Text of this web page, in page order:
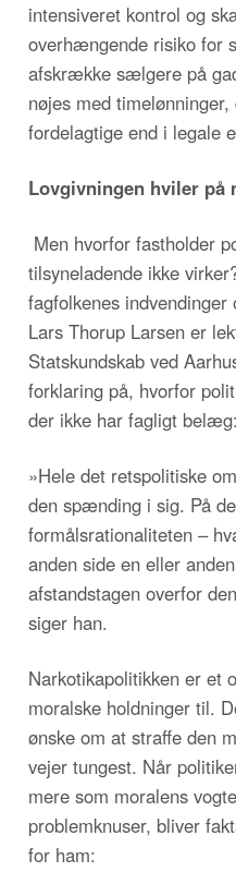
intensiveret kontrol og
overhængende risiko for
afskrække sælgere på
nøjes med
fordelagtige end i legale
Lovgivningen hviler på
Men hvorfor fastholder
tilsyneladende ikke
fagfolkenes
Lars Thorup Larsen er
Statskundskab ved
forklaring på, hvorfor
der ikke har fagligt belæg:
»Hele det retspolitiske
den spænding i sig. På
formålsrationaliteten –
anden side en eller
afstandstagen overfor
siger han.
Narkotikapolitikken er et
moralske holdninger til.
ønske om at straffe den
vejer tungest. Når
mere som moralens
problemknuser, bliver
for ham: